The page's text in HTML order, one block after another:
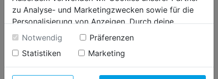
zu Analyse- und Marketingzwecken sowie für die
Personalisierung von Anzeigen. Durch deine
Einwilligung werden die Daten von Drittanbieter,
unter anderem auch in den USA, verarbeitet.
Durch Klick auf "Alle Cookies erlauben" stimmst du
der Verwendung aller Cookies zu. Unter "Details
Notwendig
Präferenzen
Statistiken
Marketing